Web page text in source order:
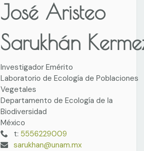
José Aristeo
Sarukhán
Investigador Emérito
Laboratorio de Ecología de Poblaciones
Vegetales
Departamento de Ecología de la
Biodiversidad
México
t:5556229009
sarukhan@unam.mx